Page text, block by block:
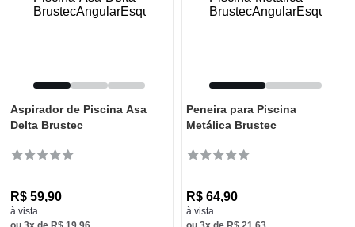
Aspirador de Piscina Asa
Delta Brustec
R$ 59,90
à vista
Peneira para Piscina
Metálica Brustec
R$ 64,90
à vista